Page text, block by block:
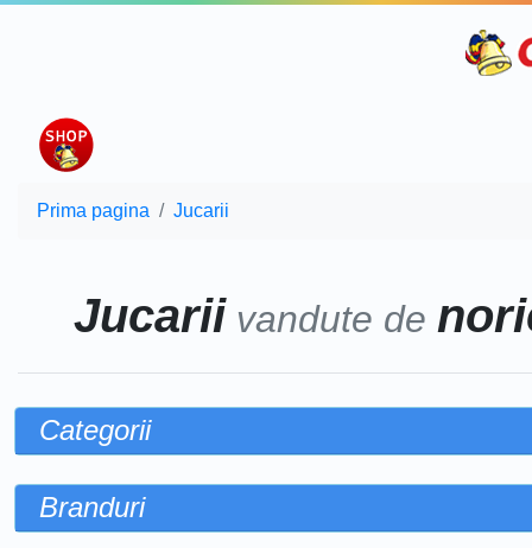
Prima pagina Jucarii
Jucariivandute de
Categorii
Branduri